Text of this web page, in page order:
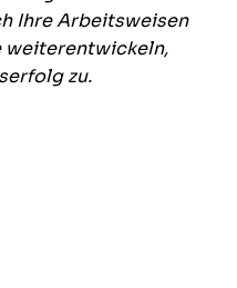
Ihre Arbeitsweisen
weiterentwickeln,
zu.